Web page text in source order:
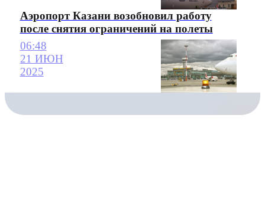
Аэропорт Казани возобновил работу
после снятия ограничений на полеты
06:48
21 ИЮН
2025